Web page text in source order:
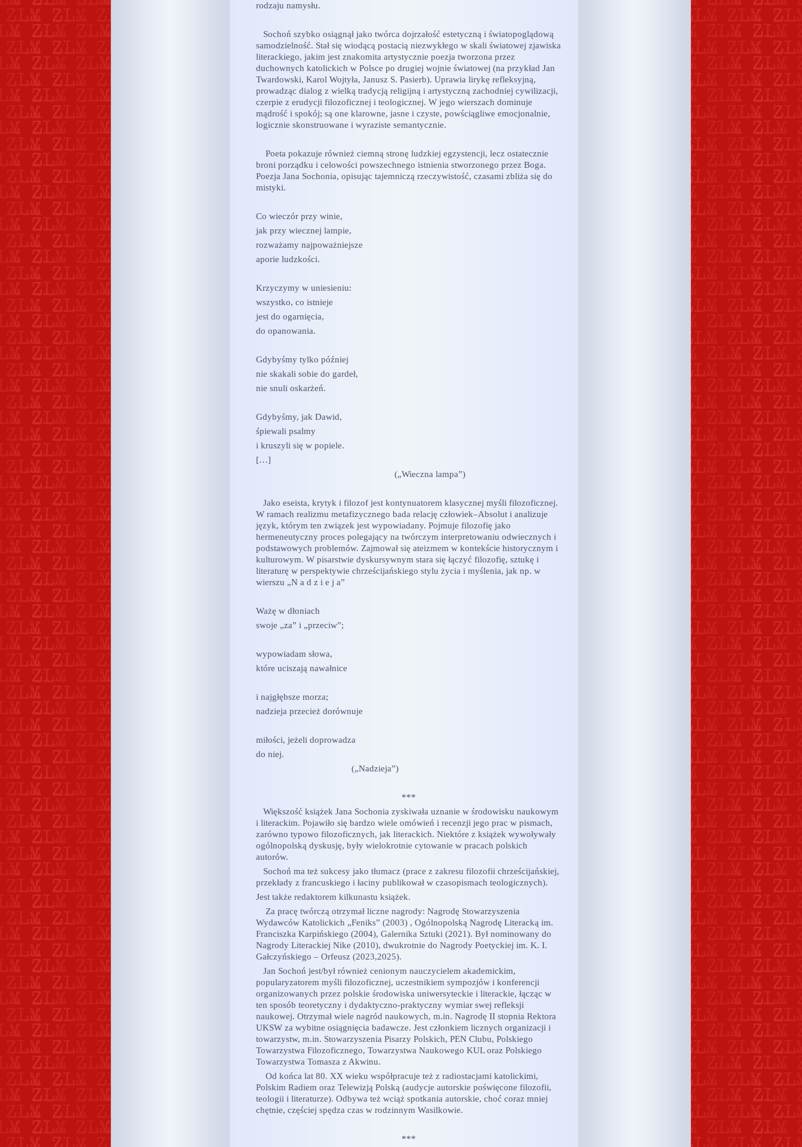
rodzaju namysłu.
Sochoń szybko osiągnął jako twórca dojrzałość estetyczną i światopoglądową
samodzielność. Stał się wiodącą postacią niezwykłego w skali światowej zjawiska
literackiego, jakim jest znakomita artystycznie poezja tworzona przez
duchownych katolickich w Polsce po drugiej wojnie światowej (na przykład Jan
Twardowski, Karol Wojtyła, Janusz S. Pasierb). Uprawia lirykę refleksyjną,
prowadząc dialog z wielką tradycją religijną i artystyczną zachodniej cywilizacji,
czerpie z erudycji filozoficznej i teologicznej. W jego wierszach dominuje
mądrość i spokój; są one klarowne, jasne i czyste, powściągliwe emocjonalnie,
logicznie skonstruowane i wyraziste semantycznie.
Poeta pokazuje również ciemną stronę ludzkiej egzystencji, lecz ostatecznie
broni porządku i celowości powszechnego istnienia stworzonego przez Boga.
Poezja Jana Sochonia, opisując tajemniczą rzeczywistość, czasami zbliża się do
mistyki.
Co wieczór przy winie,
jak przy wiecznej lampie,
rozważamy najpoważniejsze
aporie ludzkości.
Krzyczymy w uniesieniu:
wszystko, co istnieje
jest do ogarnięcia,
do opanowania.
Gdybyśmy tylko później
nie skakali sobie do gardeł,
nie snuli oskarżeń.
Gdybyśmy, jak Dawid,
śpiewali psalmy
i kruszyli się w popiele.
[…]
(„Wieczna lampa”)
Jako eseista, krytyk i filozof jest kontynuatorem klasycznej myśli filozoficznej.
W ramach realizmu metafizycznego bada relację człowiek–Absolut i analizuje
język, którym ten związek jest wypowiadany. Pojmuje filozofię jako
hermeneutyczny proces polegający na twórczym interpretowaniu odwiecznych i
podstawowych problemów. Zajmował się ateizmem w kontekście historycznym i
kulturowym. W pisarstwie dyskursywnym stara się łączyć filozofię, sztukę i
literaturę w perspektywie chrześcijańskiego stylu życia i myślenia, jak np. w
wierszu „N a d z i e j a”
Ważę w dłoniach
swoje „za” i „przeciw”;
wypowiadam słowa,
które uciszają nawałnice
i najgłębsze morza;
nadzieja przecież dorównuje
miłości, jeżeli doprowadza
do niej.
(„Nadzieja”)
***
Większość książek Jana Sochonia zyskiwała uznanie w środowisku naukowym
i literackim. Pojawiło się bardzo wiele omówień i recenzji jego prac w pismach,
zarówno typowo filozoficznych, jak literackich. Niektóre z książek wywoływały
ogólnopolską dyskusję, były wielokrotnie cytowanie w pracach polskich
autorów.
Sochoń ma też sukcesy jako tłumacz (prace z zakresu filozofii chrześcijańskiej,
przekłady z francuskiego i łaciny publikował w czasopismach teologicznych).
Jest także redaktorem kilkunastu książek.
Za pracę twórczą otrzymał liczne nagrody: Nagrodę Stowarzyszenia
Wydawców Katolickich „Feniks” (2003) , Ogólnopolską Nagrodę Literacką im.
Franciszka Karpińskiego (2004), Galernika Sztuki (2021). Był nominowany do
Nagrody Literackiej Nike (2010), dwukrotnie do Nagrody Poetyckiej im. K. I.
Gałczyńskiego – Orfeusz (2023,2025).
Jan Sochoń jest/był również cenionym nauczycielem akademickim,
popularyzatorem myśli filozoficznej, uczestnikiem sympozjów i konferencji
organizowanych przez polskie środowiska uniwersyteckie i literackie, łącząc w
ten sposób teoretyczny i dydaktyczno-praktyczny wymiar swej refleksji
naukowej. Otrzymał wiele nagród naukowych, m.in. Nagrodę II stopnia Rektora
UKSW za wybitne osiągnięcia badawcze. Jest członkiem licznych organizacji i
towarzystw, m.in. Stowarzyszenia Pisarzy Polskich, PEN Clubu, Polskiego
Towarzystwa Filozoficznego, Towarzystwa Naukowego KUL oraz Polskiego
Towarzystwa Tomasza z Akwinu.
Od końca lat 80. XX wieku współpracuje też z radiostacjami katolickimi,
Polskim Radiem oraz Telewizją Polską (audycje autorskie poświęcone filozofii,
teologii i literaturze). Odbywa też wciąż spotkania autorskie, choć coraz mniej
chętnie, częściej spędza czas w rodzinnym Wasilkowie.
***